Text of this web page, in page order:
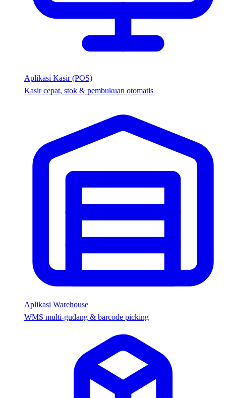
Aplikasi Kasir (POS)
Kasir cepat, stok & pembukuan otomatis
Aplikasi Warehouse
WMS multi-gudang & barcode picking